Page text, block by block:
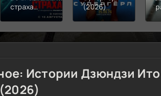
страха
(2026)
Истории Дзюндзи